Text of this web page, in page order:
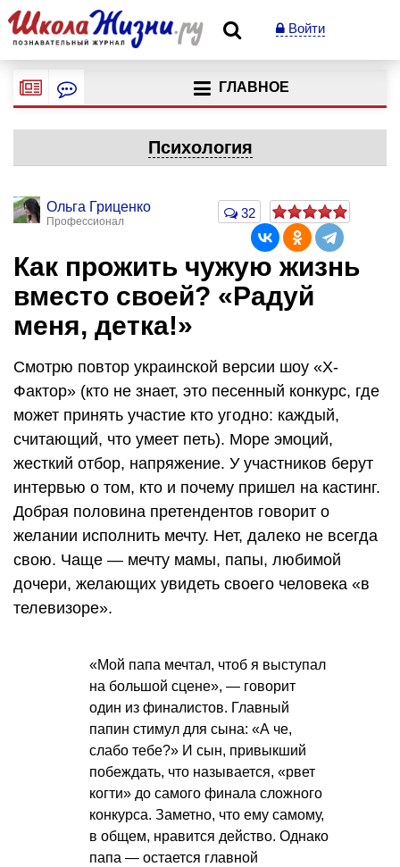
Войти
ГЛАВНОЕ
Психология
Ольга Гриценко
Профессионал
32
Как прожить чужую жизнь
вместо своей? «Радуй
меня, детка!»
Смотрю повтор украинской версии шоу «Х-
Фактор» (кто не знает, это песенный конкурс, где
может принять участие кто угодно: каждый,
считающий, что умеет петь). Море эмоций,
жесткий отбор, напряжение. У участников берут
интервью о том, кто и почему пришел на кастинг.
Добрая половина претендентов говорит о
желании исполнить мечту. Нет, далеко не всегда
свою. Чаще — мечту мамы, папы, любимой
дочери, желающих увидеть своего человека «в
телевизоре».
«Мой папа мечтал, чтоб я выступал
на большой сцене», — говорит
один из финалистов. Главный
папин стимул для сына: «А че,
слабо тебе?» И сын, привыкший
побеждать, что называется, «рвет
когти» до самого финала сложного
конкурса. Заметно, что ему самому,
в общем, нравится действо. Однако
папа — остается главной